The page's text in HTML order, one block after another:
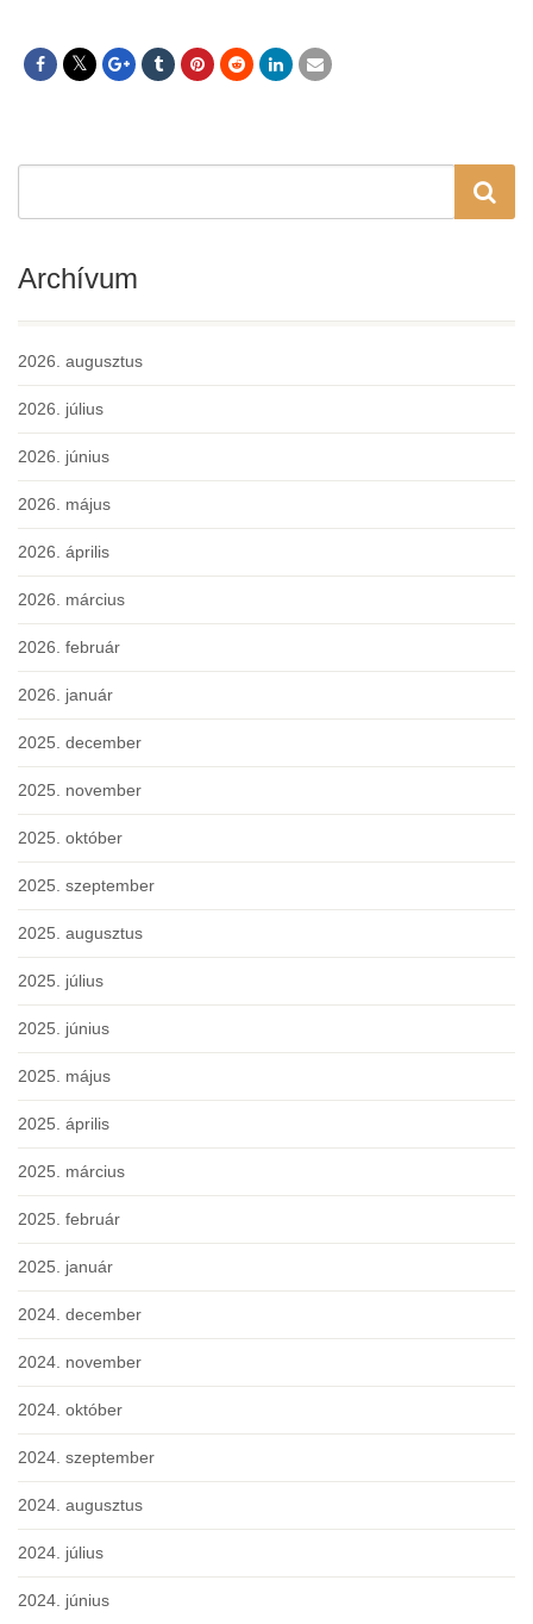
Archívum
2026. augusztus
2026. július
2026. június
2026. május
2026. április
2026. március
2026. február
2026. január
2025. december
2025. november
2025. október
2025. szeptember
2025. augusztus
2025. július
2025. június
2025. május
2025. április
2025. március
2025. február
2025. január
2024. december
2024. november
2024. október
2024. szeptember
2024. augusztus
2024. július
2024. június